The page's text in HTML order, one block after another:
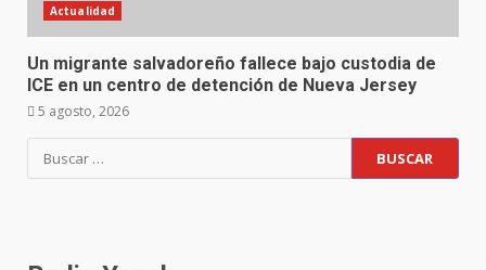
Actualidad
Un migrante salvadoreño fallece bajo custodia de
ICE en un centro de detención de Nueva Jersey
5 agosto, 2026
Buscar: